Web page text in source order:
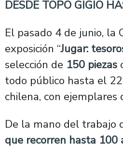
DESDE TOPO GIGIO
El pasado 4 de junio, la
exposición “Jugar:
selección de 150 piezas
todo público hasta el
chilena, con
De la mano del trabajo
que recorren hasta 100